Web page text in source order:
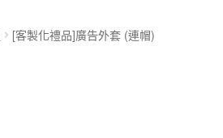
[客製化禮品]廣告外套 (連帽)